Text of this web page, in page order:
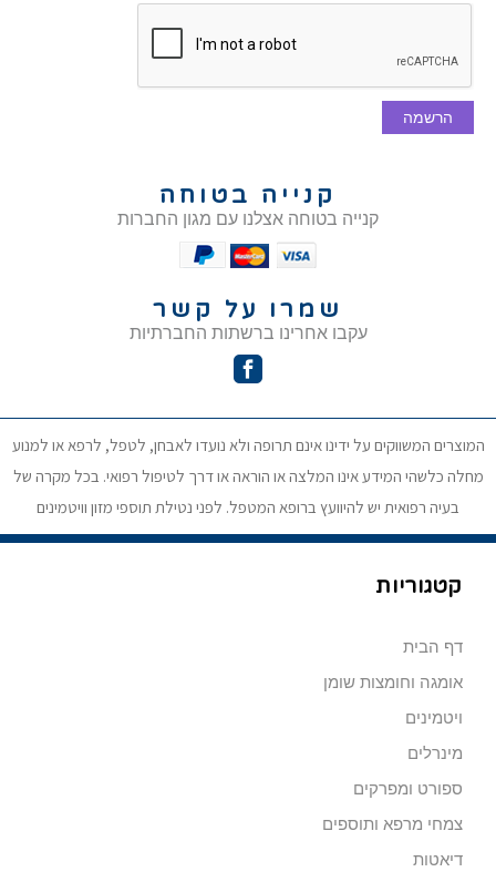
הרשמה
קנייה בטוחה
קנייה בטוחה אצלנו עם מגון החברות
שמרו על קשר
עקבו אחרינו ברשתות החברתיות
המוצרים המשווקים על ידינו אינם תרופה ולא נועדו לאבחן, לטפל, לרפא או למנוע
מחלה כלשהי המידע אינו המלצה או הוראה או דרך לטיפול רפואי. בכל מקרה של
בעיה רפואית יש להיוועץ ברופא המטפל. לפני נטילת תוספי מזון וויטמינים
קטגוריות
דף הבית
אומגה וחומצות שומן
ויטמינים
מינרלים
ספורט ומפרקים
צמחי מרפא ותוספים
דיאטות